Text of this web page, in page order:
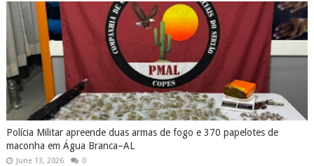
Polícia Militar apreende duas armas de fogo e 370 papelotes de
maconha em Água Branca–AL
June 13, 2026 0